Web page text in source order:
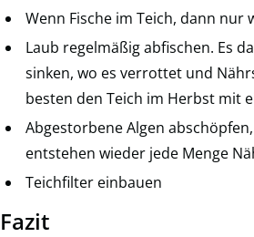
Wenn Fische im Teich, dann nur
Laub regelmäßig abfischen. Es
sinken, wo es verrottet und
besten den Teich im Herbst mit
Abgestorbene Algen
entstehen wieder jede Menge
Teichfilter einbauen
Fazit